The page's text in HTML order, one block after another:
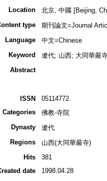
Location
北京, 中國 [Beijing,
type
期刊論文=Journal
Language
中文=Chinese
Keyword
遼代; 山西; 大同華嚴
Abstract
ISSN
05114772
Categories
佛教-寺院
Dynasty
遼代
Regions
山西(大同華嚴寺)
Hits
381
date
1998.04.28